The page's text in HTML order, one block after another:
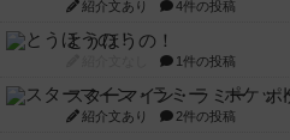
紹介文あり 4件の投稿
とうほうの！
1件の投稿
スターマイン・ラミー ポ
紹介文あり 2件の投稿